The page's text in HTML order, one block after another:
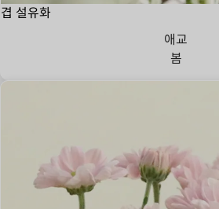
겹 설유화
애교
봄